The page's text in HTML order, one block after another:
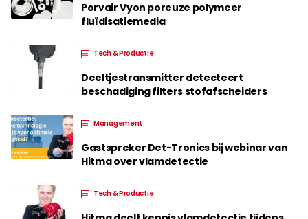
Porvair Vyon poreuze polymeer
fluïdisatiemedia
Tech & Productie
Deeltjestransmitter detecteert
beschadiging filters stofafscheiders
Management
Gastspreker Det-Tronics bij webinar van
Hitma over vlamdetectie
Tech & Productie